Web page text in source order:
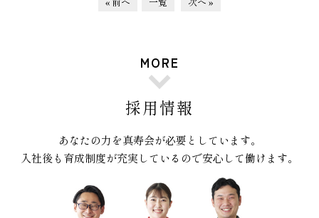
MORE
採用情報
あなたの力を真寿会が必要としています。
入社後も育成制度が充実しているので安心して働けます。